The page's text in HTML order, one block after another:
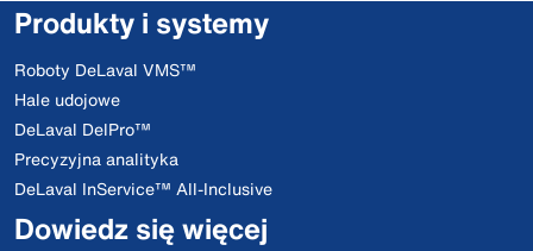
Produkty i systemy
Roboty DeLaval VMS™
Hale udojowe
DeLaval DelPro™
Precyzyjna analityka
DeLaval InService™ All-Inclusive
Dowiedz się więcej